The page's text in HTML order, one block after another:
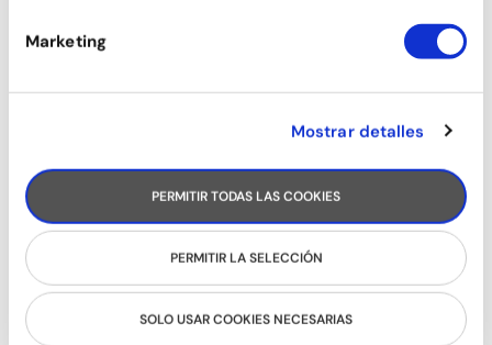
Marketing
Mostrar detalles
PERMITIR TODAS LAS COOKIES
PERMITIR LA SELECCIÓN
SOLO USAR COOKIES NECESARIAS